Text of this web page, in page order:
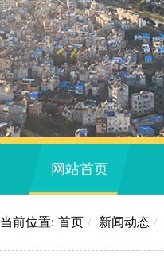
网站首页
当前位置: 首页 / 新闻动态 /